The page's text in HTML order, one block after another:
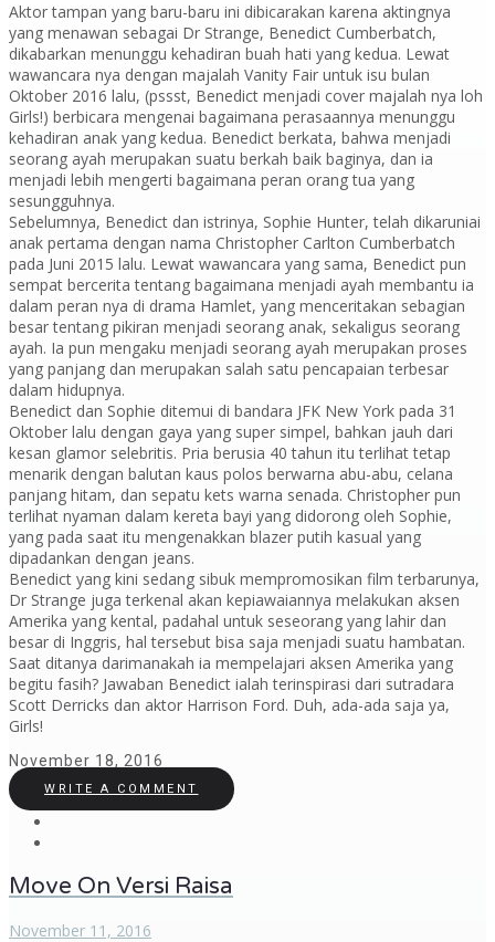
Aktor tampan yang baru-baru ini dibicarakan karena aktingnya
yang menawan sebagai Dr Strange, Benedict Cumberbatch,
dikabarkan menunggu kehadiran buah hati yang kedua. Lewat
wawancara nya dengan majalah Vanity Fair untuk isu bulan
Oktober 2016 lalu, (pssst, Benedict menjadi cover majalah nya loh
Girls!) berbicara mengenai bagaimana perasaannya menunggu
kehadiran anak yang kedua. Benedict berkata, bahwa menjadi
seorang ayah merupakan suatu berkah baik baginya, dan ia
menjadi lebih mengerti bagaimana peran orang tua yang
sesungguhnya.
Sebelumnya, Benedict dan istrinya, Sophie Hunter, telah dikaruniai
anak pertama dengan nama Christopher Carlton Cumberbatch
pada Juni 2015 lalu. Lewat wawancara yang sama, Benedict pun
sempat bercerita tentang bagaimana menjadi ayah membantu ia
dalam peran nya di drama Hamlet, yang menceritakan sebagian
besar tentang pikiran menjadi seorang anak, sekaligus seorang
ayah. Ia pun mengaku menjadi seorang ayah merupakan proses
yang panjang dan merupakan salah satu pencapaian terbesar
dalam hidupnya.
Benedict dan Sophie ditemui di bandara JFK New York pada 31
Oktober lalu dengan gaya yang super simpel, bahkan jauh dari
kesan glamor selebritis. Pria berusia 40 tahun itu terlihat tetap
menarik dengan balutan kaus polos berwarna abu-abu, celana
panjang hitam, dan sepatu kets warna senada. Christopher pun
terlihat nyaman dalam kereta bayi yang didorong oleh Sophie,
yang pada saat itu mengenakkan blazer putih kasual yang
dipadankan dengan jeans.
Benedict yang kini sedang sibuk mempromosikan film terbarunya,
Dr Strange juga terkenal akan kepiawaiannya melakukan aksen
Amerika yang kental, padahal untuk seseorang yang lahir dan
besar di Inggris, hal tersebut bisa saja menjadi suatu hambatan.
Saat ditanya darimanakah ia mempelajari aksen Amerika yang
begitu fasih? Jawaban Benedict ialah terinspirasi dari sutradara
Scott Derricks dan aktor Harrison Ford. Duh, ada-ada saja ya,
Girls!
November 18, 2016
WRITE A COMMENT
Move On Versi Raisa
November 11, 2016